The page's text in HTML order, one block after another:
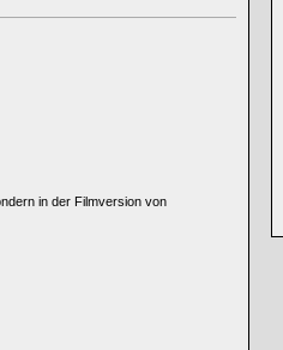
in der Filmversion von